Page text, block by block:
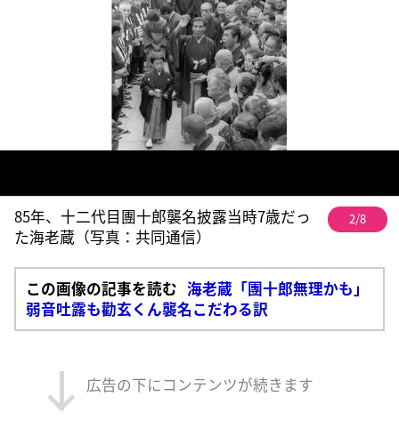
85年、十二代目團十郎襲名披露当時7歳だっ
た海老蔵（写真：共同通信）
2/8
この画像の記事を読む 海老蔵「團十郎無理かも」
弱音吐露も勸玄くん襲名こだわる訳
広告の下にコンテンツが続きます